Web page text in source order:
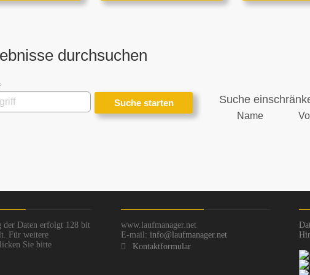
durchsuchen
Suche
Name
der Daten erfolgt 128 bit
Für weitere
Sie bitte
www.laufmanager.net
E-mail: info@laufmanager.net
Kontaktformular